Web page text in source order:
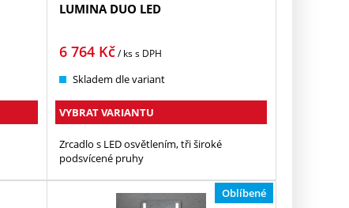
LUMINA DUO LED
6 764 Kč/ kss DPH
Skladem dle variant
VYBRAT VARIANTU
Zrcadlo s LED osvětlením, tři široké
podsvícené pruhy
Oblíbené